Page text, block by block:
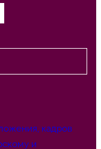
кадров
и